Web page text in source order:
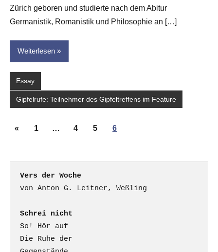
Zürich geboren und studierte nach dem Abitur
Germanistik, Romanistik und Philosophie an […]
Weiterlesen
Essay
Gipfelrufe: Teilnehmer des Gipfeltreffens im Feature
Seitennummerierung
«Vorherige
1 … 4 5 6
Vers der Woche
Schrei nicht
So! Hör auf
Die Ruhe der